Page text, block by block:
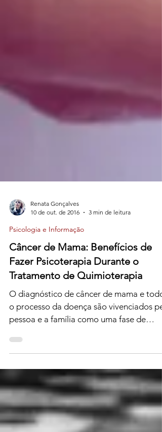
10 de out. de 2016
Psicologia e Informação
Câncer de Mama: Benefícios de
Fazer Psicoterapia Durante o
Tratamento de Quimioterapia
O diagnóstico de câncer de mama e todo
o processo da doença são vivenciados
pessoa e a família como uma fase de